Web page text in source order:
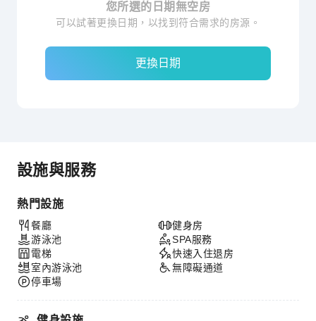
您所選的日期無空房
可以試著更換日期，以找到符合需求的房源。
更換日期
設施與服務
熱門設施
餐廳
游泳池
電梯
室內游泳池
停車場
健身房
SPA服務
快速入住退房
無障礙通道